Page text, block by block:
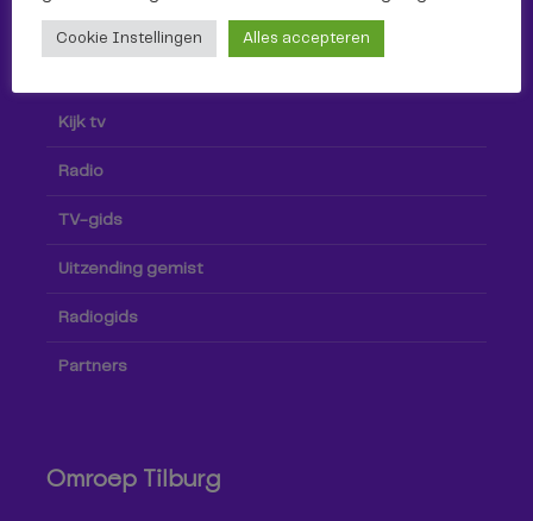
Kijk tv
Radio
TV-gids
Uitzending gemist
Radiogids
Partners
Omroep Tilburg
Cookie Instellingen Alles accepteren